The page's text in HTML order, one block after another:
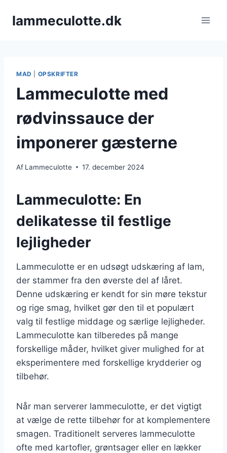
lammeculotte.dk
MAD OPSKRIFTER
Lammeculotte med
rødvinssauce der
imponerer gæsterne
Af Lammeculotte 17. december 2024
Lammeculotte: En
delikatesse til festlige
lejligheder
Lammeculotte er en udsøgt udskæring af lam,
der stammer fra den øverste del af låret.
Denne udskæring er kendt for sin møre tekstur
og rige smag, hvilket gør den til et populært
valg til festlige middage og særlige lejligheder.
Lammeculotte kan tilberedes på mange
forskellige måder, hvilket giver mulighed for at
eksperimentere med forskellige krydderier og
tilbehør.
Når man serverer lammeculotte, er det vigtigt
at vælge de rette tilbehør for at komplementere
smagen. Traditionelt serveres lammeculotte
ofte med kartofler, grøntsager eller en lækker